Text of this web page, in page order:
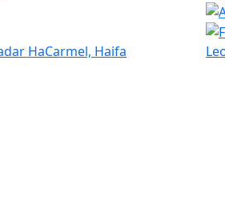
HaCarmel, Haifa